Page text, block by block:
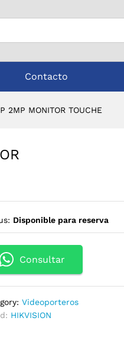
Contacto
2MP MONITOR TOUCHE
Disponible para reserva
Consultar
Videoporteros
HIKVISION